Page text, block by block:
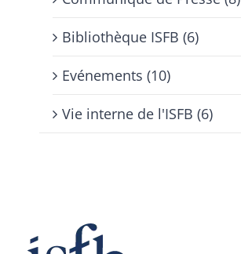
Bibliothèque ISFB (6)
Evénements (10)
Vie interne de l'ISFB (6)